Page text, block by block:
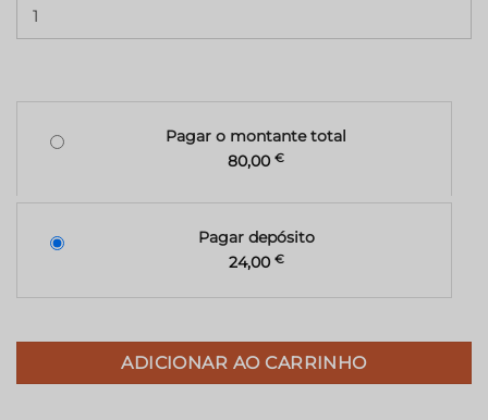
Pagar o montante total
80,00 €
Pagar depósito
24,00 €
ADICIONAR AO CARRINHO